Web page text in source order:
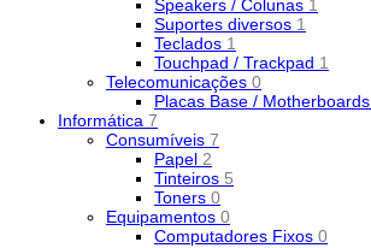
Speakers / Colunas 1
Suportes diversos 1
Teclados 1
Touchpad / Trackpad 1
Telecomunicações 0
Placas Base / Motherboards
Informática 7
Consumíveis 7
Papel 2
Tinteiros 5
Toners 0
Equipamentos 0
Computadores Fixos 0